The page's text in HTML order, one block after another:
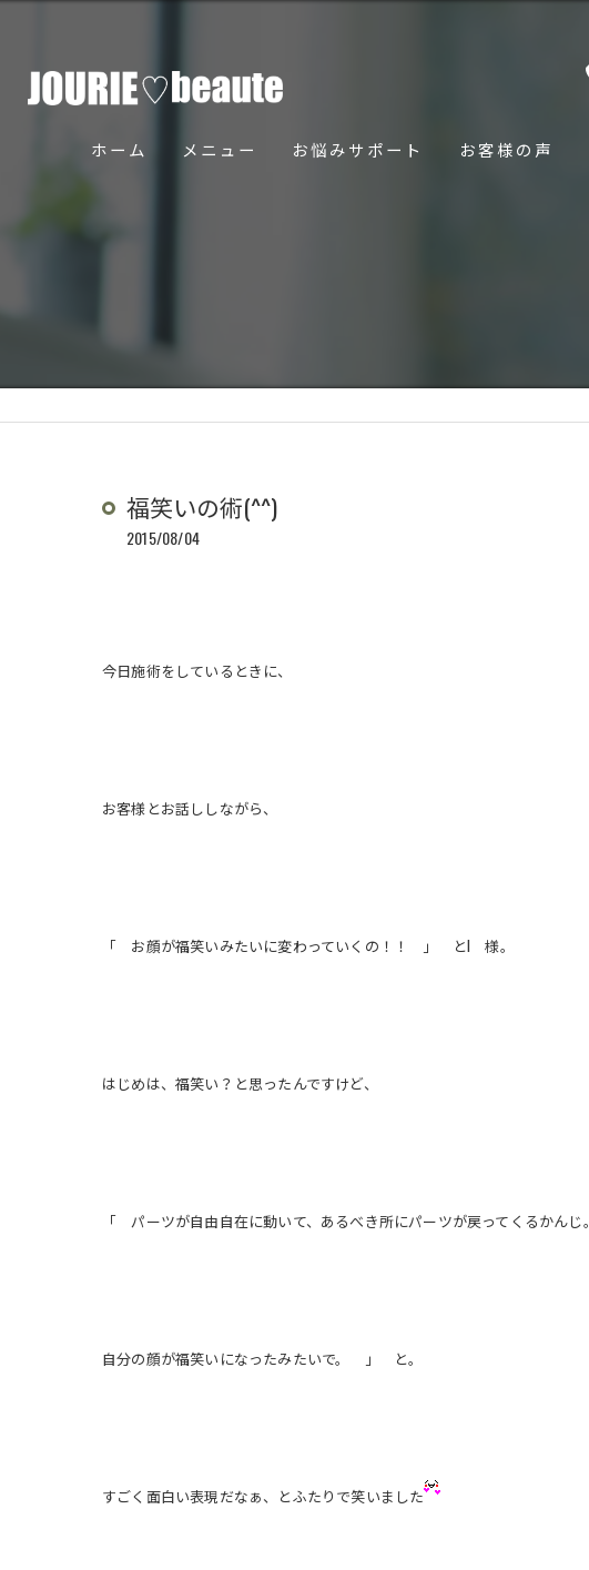
ホーム メニュー お悩みサポート お客様の声
福笑いの術(^^)
2015/08/04
今日施術をしているときに、
お客様とお話ししながら、
「 お顔が福笑いみたいに変わっていくの！！ 」 とI 様。
はじめは、福笑い？と思ったんですけど、
「 パーツが自由自在に動いて、あるべき所にパーツが戻ってくるかんじ。
自分の顔が福笑いになったみたいで。 」 と。
すごく面白い表現だなぁ、とふたりで笑いました